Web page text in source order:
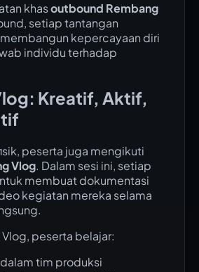
khasoutbound Rembang
setiap tantangan
kepercayaan diri
individu terhadap
Kreatif, Aktif,
peserta juga mengikuti
Vlog. Dalam sesi ini, setiap
membuat dokumentasi
kegiatan mereka selama
peserta belajar:
tim produksi